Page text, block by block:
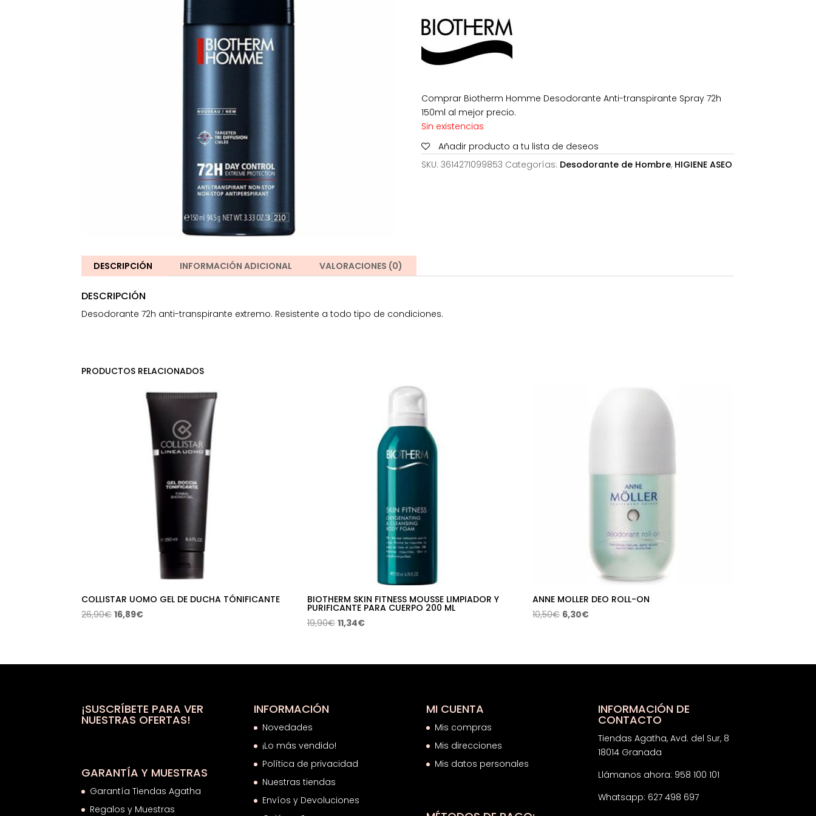
30,23€.
Comprar Biotherm Homme Desodorante Anti-transpirante Spray 72h
150ml al mejor precio.
Sin existencias
Añadir producto a tu lista de deseos
SKU: 3614271099853 Categorías: Desodorante de Hombre, HIGIENE ASEO
DESCRIPCIÓN INFORMACIÓN ADICIONAL VALORACIONES (0)
DESCRIPCIÓN
Desodorante 72h anti-transpirante extremo. Resistente a todo tipo de condiciones.
PRODUCTOS RELACIONADOS
COLLISTAR UOMO GEL DE DUCHA TÓNIFICANTE
26,90€El
16,89€El
BIOTHERM SKIN FITNESS MOUSSE LIMPIADOR Y
PURIFICANTE PARA CUERPO 200 ML
19,90€ El
era:
11,34€El
es:
ANNE MOLLER DEO ROLL-ON
10,50€ El
6,30€El
¡SUSCRÍBETE PARA VER
NUESTRAS OFERTAS!
GARANTÍA Y MUESTRAS
Garantía Tiendas Agatha
Regalos y Muestras
INFORMACIÓN
Novedades
¡Lo más vendido!
Política de privacidad
Nuestras tiendas
Envíos y Devoluciones
MI CUENTA
Mis compras
Mis direcciones
Mis datos personales
INFORMACIÓN DE
CONTACTO
Tiendas Agatha, Avd. del Sur, 8
18014 Granada
Llámanos ahora: 958 100 101
Whatsapp: 627 498 697